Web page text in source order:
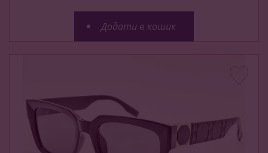
Додати в кошик